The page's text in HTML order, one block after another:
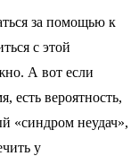
за помощью к
с этой
А вот если
есть вероятность,
«синдром неудач»,
у